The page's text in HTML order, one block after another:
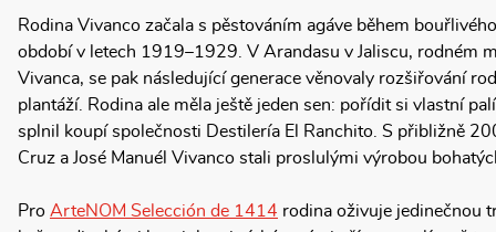
Rodina Vivanco začala s pěstováním agáve během
období v letech 1919–1929. V Arandasu v Jaliscu, rodném
Vivanca, se pak následující generace věnovaly rozšiřování
plantáží. Rodina ale měla ještě jeden sen: pořídit si vlastní
splnil koupí společnosti Destilería El Ranchito. S přibližně
Cruz a José Manuél Vivanco stali proslulými výrobou
Pro ArteNOM Selección de 1414 rodina oživuje jedinečnou